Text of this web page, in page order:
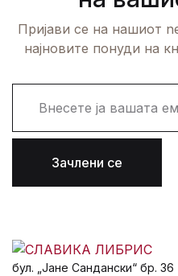
Пријави се на нашиот
најновите понуди на
i
Зачлени се
бул. „Јане Сандански“ бр. 36